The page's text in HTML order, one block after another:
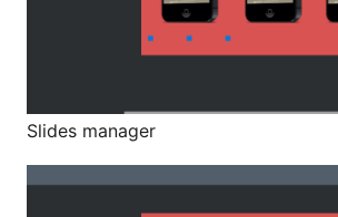
Slides manager